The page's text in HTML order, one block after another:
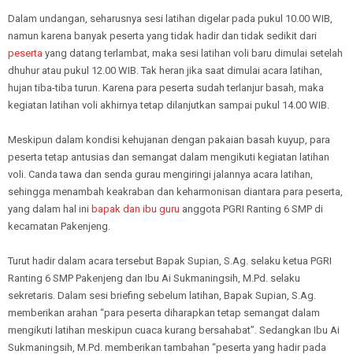
Dalam undangan, seharusnya sesi latihan digelar pada pukul 10.00 WIB,
namun karena banyak peserta yang tidak hadir dan tidak sedikit dari
peserta yang datang terlambat, maka sesi latihan voli baru dimulai setelah
dhuhur atau pukul 12.00 WIB. Tak heran jika saat dimulai acara latihan,
hujan tiba-tiba turun. Karena para peserta sudah terlanjur basah, maka
kegiatan latihan voli akhirnya tetap dilanjutkan sampai pukul 14.00 WIB.
Meskipun dalam kondisi kehujanan dengan pakaian basah kuyup, para
peserta tetap antusias dan semangat dalam mengikuti kegiatan latihan
voli. Canda tawa dan senda gurau mengiringi jalannya acara latihan,
sehingga menambah keakraban dan keharmonisan diantara para peserta,
yang dalam hal ini bapak dan ibu guru anggota PGRI Ranting 6 SMP di
kecamatan Pakenjeng.
Turut hadir dalam acara tersebut Bapak Supian, S.Ag. selaku ketua PGRI
Ranting 6 SMP Pakenjeng dan Ibu Ai Sukmaningsih, M.Pd. selaku
sekretaris. Dalam sesi briefing sebelum latihan, Bapak Supian, S.Ag.
memberikan arahan “para peserta diharapkan tetap semangat dalam
mengikuti latihan meskipun cuaca kurang bersahabat”. Sedangkan Ibu Ai
Sukmaningsih, M.Pd. memberikan tambahan “peserta yang hadir pada